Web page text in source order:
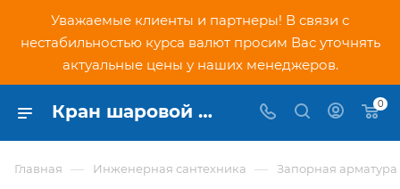
Уважаемые клиенты и партнеры! В связи с
нестабильностью курса валют просим Вас уточнять
актуальные цены у наших менеджеров.
Кран шаровой латунный 3/4" Valtec Base ВР-ВР, ручка-рычаг, никелированный полнопроходной (VT.214.N.05) - купить по низкой цене в Москве, интернет-магазин PNDtech.ru 0
Главная — Инженерная сантехника — Запорная арматура